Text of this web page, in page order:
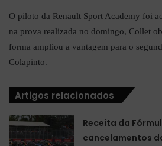
O piloto da Renault Sport Academy foi
na prova realizada no domingo, Collet
forma ampliou a vantagem para o
Colapinto.
Artigos relacionados
Receita da
cancelamentos